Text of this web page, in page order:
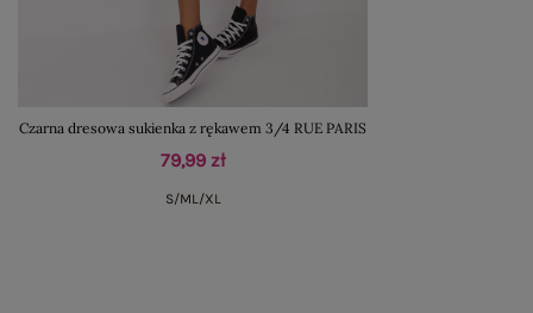
Czarna dresowa sukienka z rękawem 3/4 RUE PARIS
79,99 zł
S/ML/XL